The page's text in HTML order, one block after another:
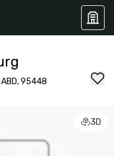
ABD, 95448
3D